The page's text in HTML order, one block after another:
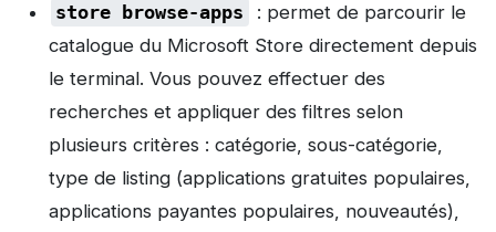
store browse-apps
: permet de parcourir le
catalogue du Microsoft Store directement depuis
le terminal. Vous pouvez effectuer des
recherches et appliquer des filtres selon
plusieurs critères : catégorie, sous-catégorie,
type de listing (applications gratuites populaires,
applications payantes populaires, nouveautés),